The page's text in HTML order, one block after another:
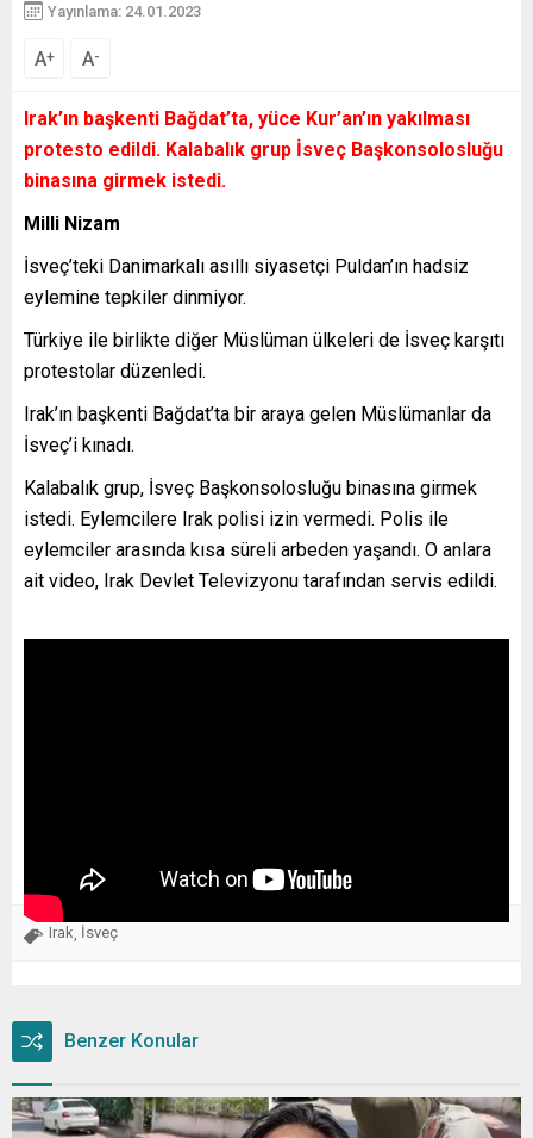
Yayınlama: 24.01.2023
A+ A-
Irak’ın başkenti Bağdat’ta, yüce Kur’an’ın yakılması
protesto edildi. Kalabalık grup İsveç Başkonsolosluğu
binasına girmek istedi.
Milli Nizam
İsveç’teki Danimarkalı asıllı siyasetçi Puldan’ın hadsiz
eylemine tepkiler dinmiyor.
Türkiye ile birlikte diğer Müslüman ülkeleri de İsveç karşıtı
protestolar düzenledi.
Irak’ın başkenti Bağdat’ta bir araya gelen Müslümanlar da
İsveç’i kınadı.
Kalabalık grup, İsveç Başkonsolosluğu binasına girmek
istedi. Eylemcilere Irak polisi izin vermedi. Polis ile
eylemciler arasında kısa süreli arbeden yaşandı. O anlara
ait video, Irak Devlet Televizyonu tarafından servis edildi.
Irak, İsveç
Benzer Konular